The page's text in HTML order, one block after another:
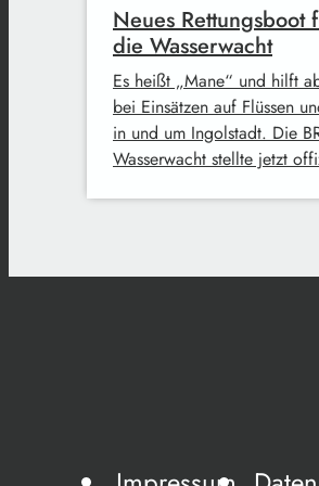
Neues Rettungsboot
die Wasserwacht
Es heißt „Mane“ und hilft
bei Einsätzen auf Flüssen
in und um Ingolstadt. Die
Wasserwacht stellte jetzt